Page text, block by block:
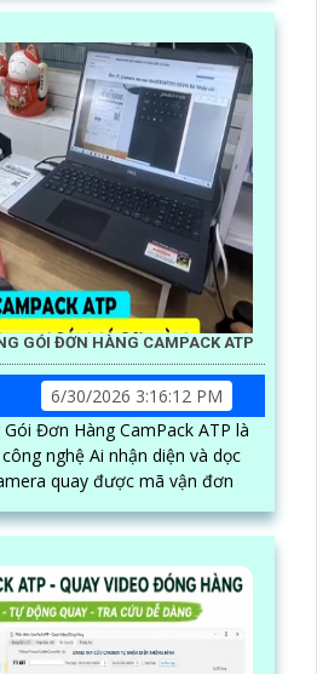
GÓI ĐƠN HÀNG CAMPACK ATP
6/30/2026 3:16:12 PM
Đơn Hàng CamPack ATP là
nghệ Ai nhận diện và dọc
quay được mã vận đơn